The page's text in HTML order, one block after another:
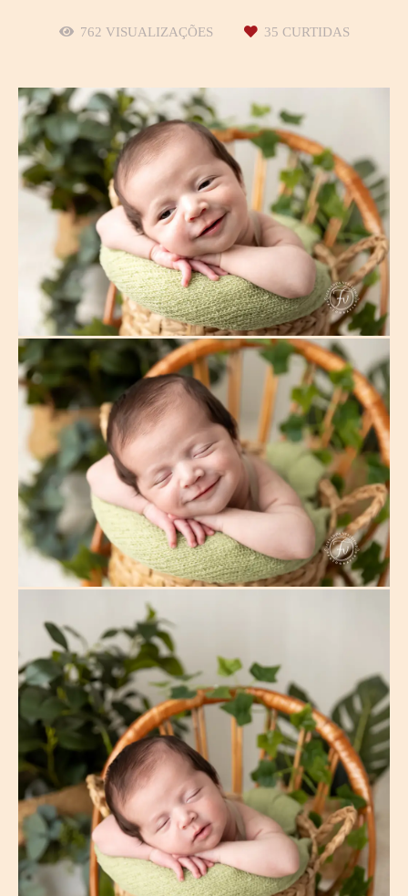
762 VISUALIZAÇÕES 35 CURTIDAS